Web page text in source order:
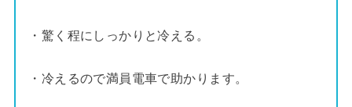
・驚く程にしっかりと冷える。
・冷えるので満員電車で助かります。